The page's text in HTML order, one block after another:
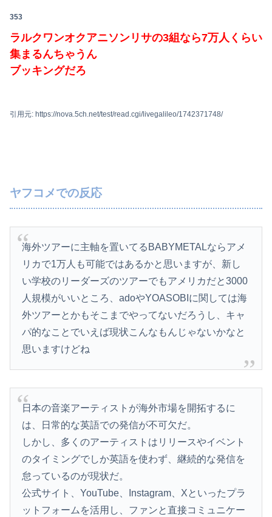
353
ラルクワンオクアニソンリサの3組なら7万人くらい
集まるんちゃうん
ブッキングだろ
引用元: https://nova.5ch.net/test/read.cgi/livegalileo/1742371748/
ヤフコメでの反応
海外ツアーに主軸を置いてるBABYMETALならアメ
リカで1万人も可能ではあるかと思いますが、新し
い学校のリーダーズのツアーでもアメリカだと3000
人規模がいいところ、adoやYOASOBIに関しては海
外ツアーとかもそこまでやってないだろうし、キャ
パ的なことでいえば現状こんなもんじゃないかなと
思いますけどね
日本の音楽アーティストが海外市場を開拓するに
は、日常的な英語での発信が不可欠だ。
しかし、多くのアーティストはリリースやイベント
のタイミングでしか英語を使わず、継続的な発信を
怠っているのが現状だ。
公式サイト、YouTube、Instagram、Xといったプラ
ットフォームを活用し、ファンと直接コミュニケー